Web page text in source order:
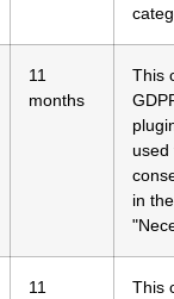
11
months
This
used
in
11
This